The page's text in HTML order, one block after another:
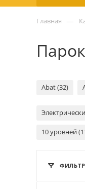
Главная —
Abat (32)
10 уровней
ФИЛЬТР